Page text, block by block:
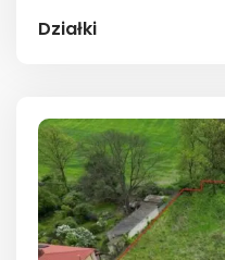
Działki